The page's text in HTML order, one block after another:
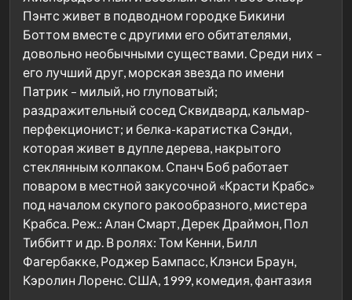
Пэнтс живет в подводном городке Бикини
Боттом вместе с другими его обитателями,
довольно необычными существами. Среди них –
его лучший друг, морская звезда по имени
Патрик – милый, но глуповатый;
раздражительный сосед Сквидвард, кальмар-
перфекционист; и белка-каратистка Сэнди,
которая живет в дупле дерева, накрытого
стеклянным колпаком. Спанч Боб работает
поваром в местной закусочной «Красти Крабс»
под началом скупого ракообразного, мистера
Крабса. Реж.: Алан Смарт, Дерек Драймон, Пол
Тиббитт и др. В ролях: Том Кенни, Билл
Фагербакке, Роджер Бампасс, Клэнси Браун,
Кэролин Лоренс. США, 1999, комедия, фантазия